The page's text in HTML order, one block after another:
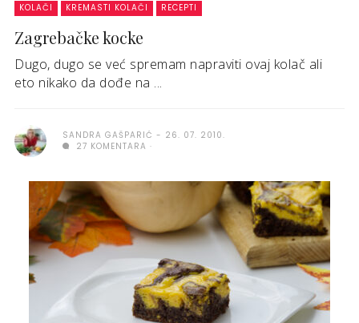
KOLAČI KREMASTI KOLAČI RECEPTI
Zagrebačke kocke
Dugo, dugo se već spremam napraviti ovaj kolač ali
eto nikako da dođe na ...
SANDRA GAŠPARIĆ
26. 07. 2010.
27 KOMENTARA